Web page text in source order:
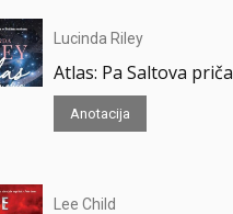
Lucinda Riley
Atlas: Pa Saltova priča
Anotacija
Lee Child